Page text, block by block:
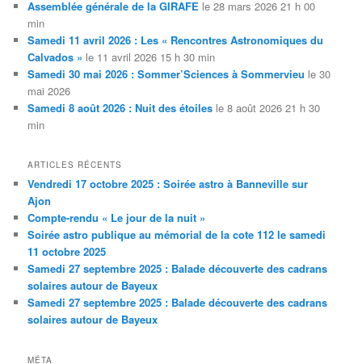
Assemblée générale de la GIRAFE le 28 mars 2026 21 h 00
min
Samedi 11 avril 2026 : Les « Rencontres Astronomiques du
Calvados » le 11 avril 2026 15 h 30 min
Samedi 30 mai 2026 : Sommer’Sciences à Sommervieu le 30
mai 2026
Samedi 8 août 2026 : Nuit des étoiles le 8 août 2026 21 h 30
min
ARTICLES RÉCENTS
Vendredi 17 octobre 2025 : Soirée astro à Banneville sur
Ajon
Compte-rendu « Le jour de la nuit »
Soirée astro publique au mémorial de la cote 112 le samedi
11 octobre 2025
Samedi 27 septembre 2025 : Balade découverte des cadrans
solaires autour de Bayeux
Samedi 27 septembre 2025 : Balade découverte des cadrans
solaires autour de Bayeux
MÉTA